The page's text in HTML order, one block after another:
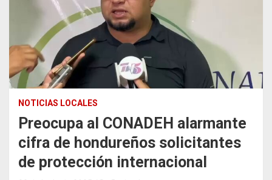
NOTICIAS LOCALES
Preocupa al CONADEH alarmante
cifra de hondureños solicitantes
de protección internacional